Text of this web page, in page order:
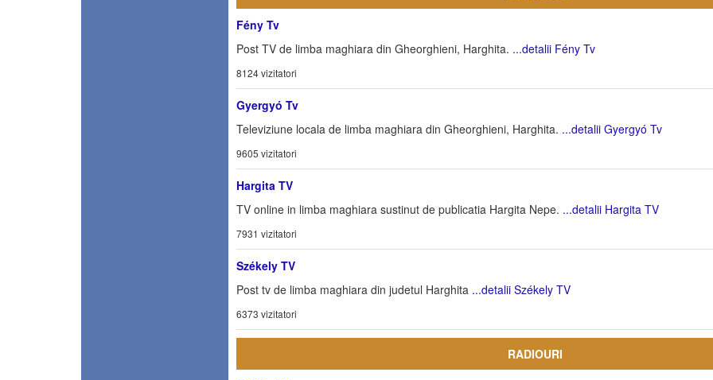
Fény Tv
Post TV de limba maghiara din Gheorghieni, Harghita. ...detalii Fény Tv
8124 vizitatori
Gyergyó Tv
Televiziune locala de limba maghiara din Gheorghieni, Harghita. ...detalii Gyergyó Tv
9605 vizitatori
Hargita TV
TV online in limba maghiara sustinut de publicatia Hargita Nepe. ...detalii Hargita TV
7931 vizitatori
Székely TV
Post tv de limba maghiara din judetul Harghita ...detalii Székely TV
6373 vizitatori
RADIOURI